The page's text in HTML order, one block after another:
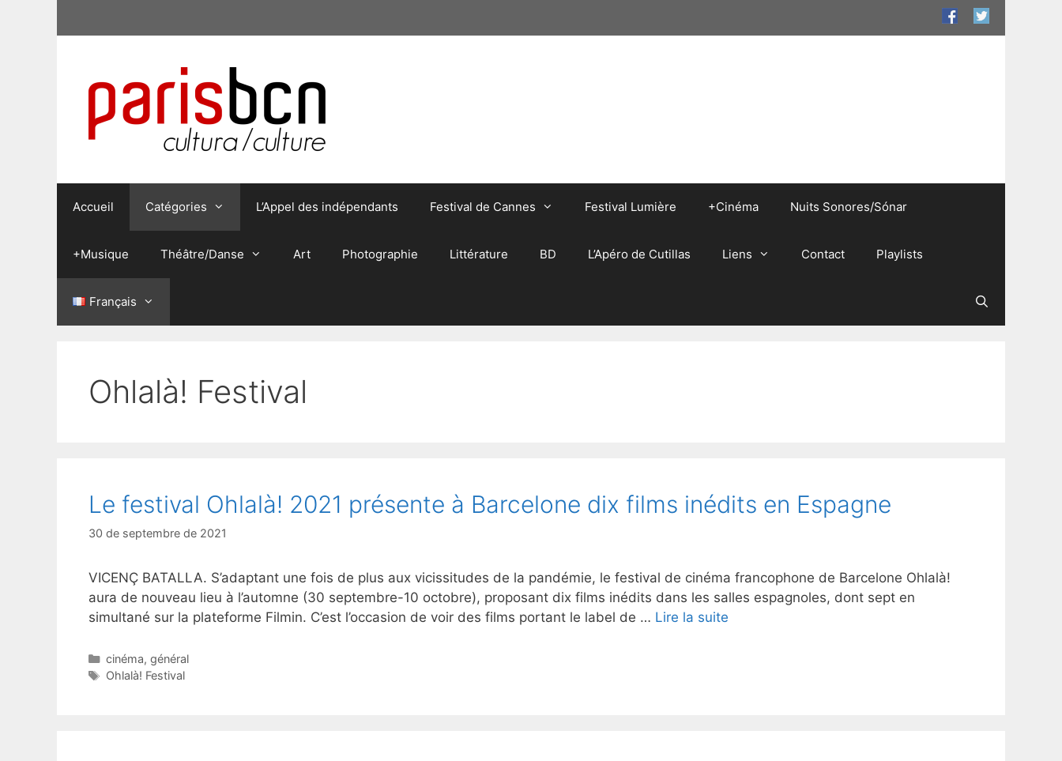
Accueil Catégories L’Appel des indépendants Festival de Cannes Festival Lumière +Cinéma Nuits Sonores/Sónar
+Musique Théâtre/Danse Art Photographie Littérature BD L’Apéro de Cutillas Liens Contact Playlists
Français
Ohlalà! Festival
Le festival Ohlalà! 2021 présente à Barcelone dix films inédits en Espagne
30 de septembre de 2021
VICENÇ BATALLA. S’adaptant une fois de plus aux vicissitudes de la pandémie, le festival de cinéma francophone de Barcelone Ohlalà!
aura de nouveau lieu à l’automne (30 septembre-10 octobre), proposant dix films inédits dans les salles espagnoles, dont sept en
simultané sur la plateforme Filmin. C’est l’occasion de voir des films portant le label de … Lire la suite
Catégories
cinéma, général
Étiquettes
Ohlalà! Festival